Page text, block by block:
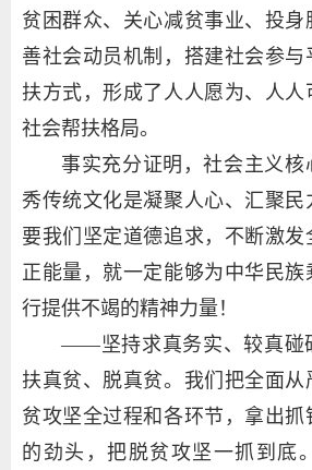
贫困群众、关心减贫事业、投
善社会动员机制，搭建社会参
扶方式，形成了人人愿为、人
社会帮扶格局。
事实充分证明，社会主义核
秀传统文化是凝聚人心、汇聚民
要我们坚定道德追求，不断激
正能量，就一定能够为中华民
行提供不竭的精神力量！
——坚持求真务实、较真碰
扶真贫、脱真贫。我们把全面
贫攻坚全过程和各环节，拿出
的劲头，把脱贫攻坚一抓到底